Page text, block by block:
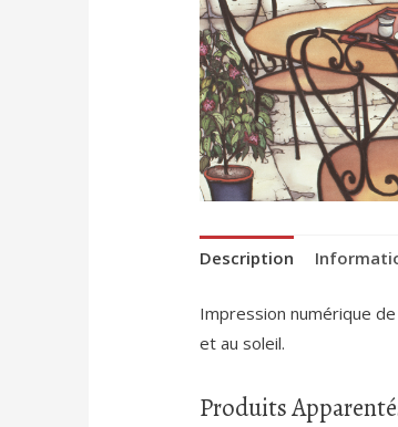
Description
Impression numérique
et au soleil.
Produits